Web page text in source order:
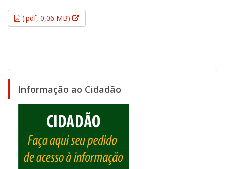
(.pdf, 0,06 MB) Esse link abrirá em uma nova janela.
Informação ao Cidadão